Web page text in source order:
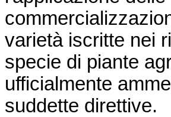
varietà iscritte nei
specie di piante
ufficialmente
suddette direttive.